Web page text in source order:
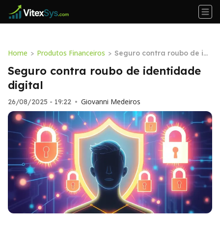
Home > Produtos Financeiros > Seguro contra roubo de id
entidade digital
Seguro contra roubo de identidade
digital
26/08/2025 - 19:22 • Giovanni Medeiros